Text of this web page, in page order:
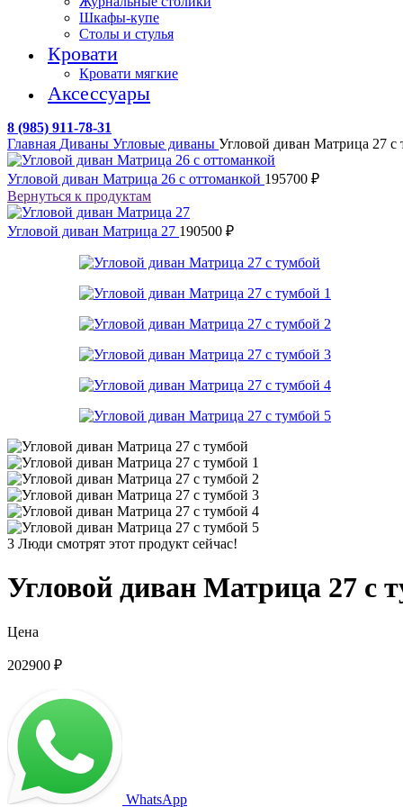
Шкафы-купе
Столы и стулья
Кровати
Кровати мягкие
Аксессуары
8 (985) 911-78-31
Главная Диваны Угловые диваны Угловой диван Матрица 27 с
Угловой диван Матрица 26 с оттоманкой 195700 ₽
Вернуться к продуктам
Угловой диван Матрица 27 190500 ₽
3 Люди смотрят этот продукт сейчас!
Угловой диван Матрица 27 с
Цена
202900 ₽
WhatsApp